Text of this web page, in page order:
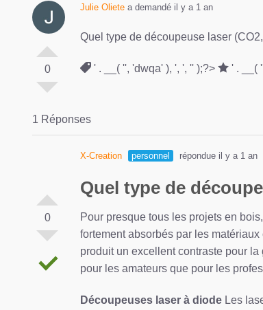
0
Julie Oliete a demandé il y a 1 an
Quel type de découpeuse laser
' . __( '', 'dwqa' ), ', ', '' );?> ' . __(
1 Réponses
0
X-Creation personnel répondue il y a 1 an
Quel type de
Pour presque tous les projets en
fortement absorbés par les
produit un excellent contraste pour
pour les amateurs que pour les
Découpeuses laser à diode Les